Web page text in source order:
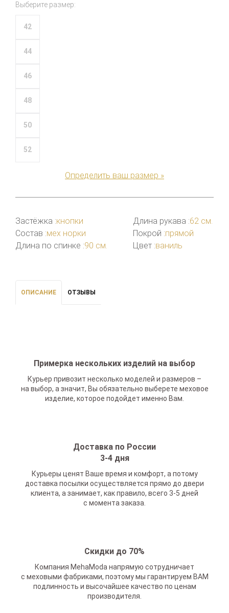
Выберите размер:
42
44
46
48
50
52
Определить ваш размер »
Застёжка :кнопки
Состав :мех норки
Длина по спинке :90 см.
Длина рукава :62 см.
Покрой :прямой
Цвет :ваниль
ОПИСАНИЕ ОТЗЫВЫ
Примерка нескольких изделий на выбор
Курьер привозит несколько моделей и размеров –
на выбор, а значит, Вы обязательно выберете меховое
изделие, которое подойдет именно Вам.
Доставка по России
3-4 дня
Курьеры ценят Ваше время и комфорт, а потому
доставка посылки осуществляется прямо до двери
клиента, а занимает, как правило, всего 3-5 дней
с момента заказа.
Скидки до 70%
Компания MehaModa напрямую сотрудничает
с меховыми фабриками, поэтому мы гарантируем ВАМ
подлинность и высочайшее качество по ценам
производителя.